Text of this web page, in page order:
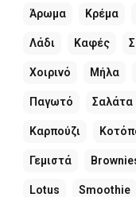
Άρωμα Κρέμα
Λάδι Καφές
Χοιρινό Μήλα
Παγωτό Σαλάτα
Καρπούζι
Γεμιστά
Lotus Smoothie